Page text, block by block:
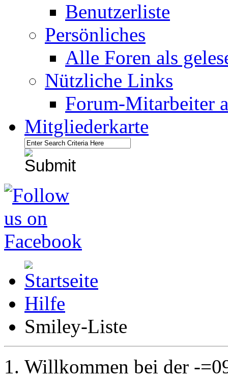
Benutzerliste
Persönliches
Alle Foren als
Nützliche Links
Forum-Mitarbeiter
Mitgliederkarte
Hilfe
Smiley-Liste
Willkommen bei der -